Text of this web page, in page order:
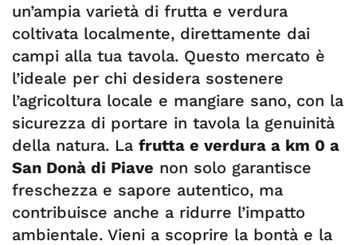
un’ampia varietà di frutta e verdura
coltivata localmente, direttamente dai
campi alla tua tavola. Questo mercato è
l’ideale per chi desidera sostenere
l’agricoltura locale e mangiare sano, con la
sicurezza di portare in tavola la genuinità
della natura. La frutta e verdura a km 0 a
San Donà di Piave non solo garantisce
freschezza e sapore autentico, ma
contribuisce anche a ridurre l’impatto
ambientale. Vieni a scoprire la bontà e la